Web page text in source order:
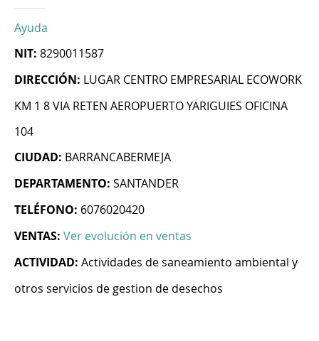
Ayuda
NIT: 8290011587
DIRECCIÓN: LUGAR CENTRO EMPRESARIAL ECOWORK
KM 1 8 VIA RETEN AEROPUERTO YARIGUIES OFICINA
104
CIUDAD: BARRANCABERMEJA
DEPARTAMENTO: SANTANDER
TELÉFONO: 6076020420
VENTAS: Ver evolución en ventas
ACTIVIDAD: Actividades de saneamiento ambiental y
otros servicios de gestion de desechos